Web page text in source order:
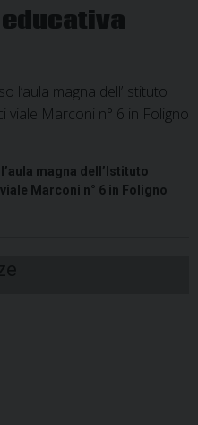
Mondo
educativa
l’aula magna dell’Istituto
viale Marconi n° 6 in Foligno
magna dell’Istituto
Marconi n° 6 in Foligno